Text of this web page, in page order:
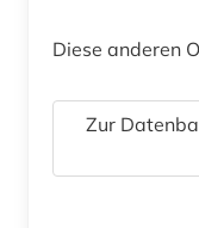
Diese anderen
Zur